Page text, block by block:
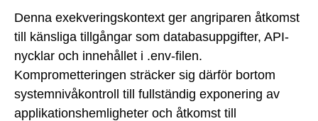
Denna exekveringskontext ger angriparen åtkomst
till känsliga tillgångar som databasuppgifter, API-
nycklar och innehållet i .env-filen.
Komprometteringen sträcker sig därför bortom
systemnivåkontroll till fullständig exponering av
applikationshemligheter och åtkomst till